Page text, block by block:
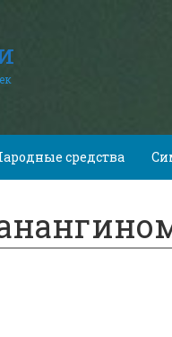
средства